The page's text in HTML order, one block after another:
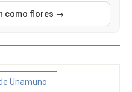
como flores →
Unamuno